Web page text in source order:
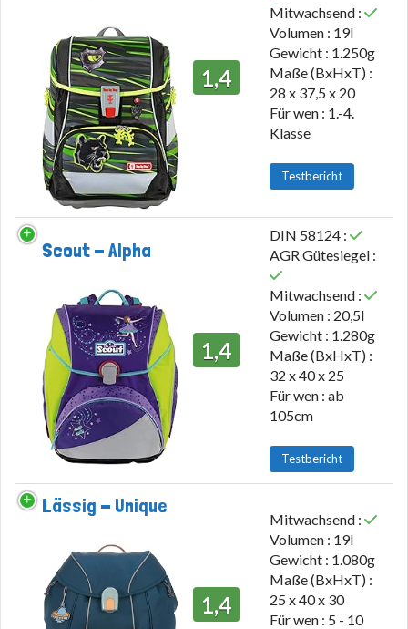
1,4
Mitwachsend :
Volumen : 19l
Gewicht : 1.250g
Maße (BxHxT) :
28 x 37,5 x 20
Für wen : 1.-4.
Klasse
Testbericht
Scout - Alpha
1,4
DIN 58124 :
AGR Gütesiegel :
Mitwachsend :
Volumen : 20,5l
Gewicht : 1.280g
Maße (BxHxT) :
32 x 40 x 25
Für wen : ab
105cm
Testbericht
Lässig - Unique
1,4
Mitwachsend :
Volumen : 19l
Gewicht : 1.080g
Maße (BxHxT) :
25 x 40 x 30
Für wen : 5 - 10